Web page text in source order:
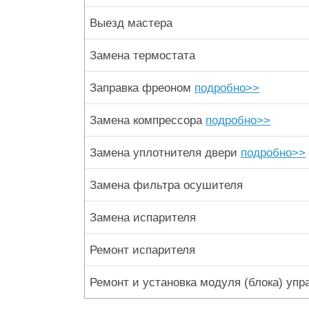
Выезд мастера
Замена термостата
Заправка фреоном подробно>>
Замена компрессора подробно>>
Замена уплотнителя двери подробно>>
Замена фильтра осушителя
Замена испарителя
Ремонт испарителя
Ремонт и установка модуля (блока)